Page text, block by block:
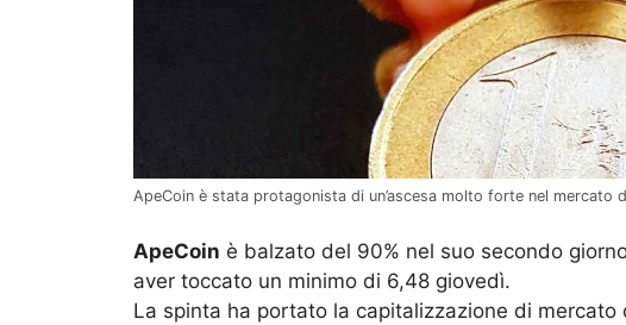
ApeCoin è stata protagonista di un’ascesa molto forte nel mercato
ApeCoin è balzato del 90% nel suo secondo
aver toccato un minimo di 6,48 giovedì.
La spinta ha portato la capitalizzazione di